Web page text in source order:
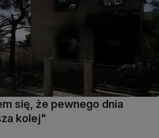
się, że pewnego dnia
kolej"